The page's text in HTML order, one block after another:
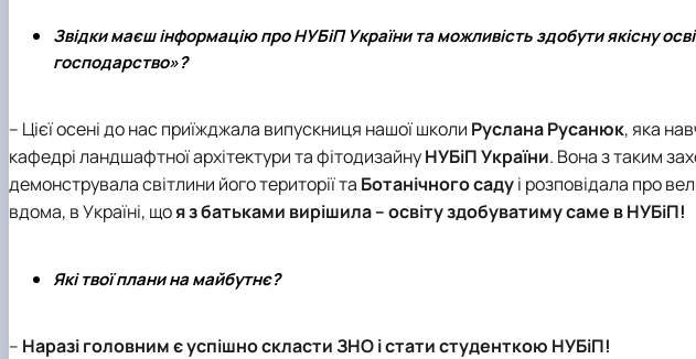
Звідки маєш інформацію про НУБіП України та можливість здобути якісну
господарство»?
– Цієї осені до нас приїжджала випускниця нашої школи Руслана Русанюк, яка
кафедрі ландшафтної архітектури та фітодизайнуНУБіП України. Вона з таким
демонструвала світлини його території та Ботанічного садуі розповідала про
вдома, в Україні, щоя з батьками вирішила – освіту здобуватиму саме вНУБіП!
Які твої плани на майбутнє?
– Наразі головним є успішно скласти ЗНО і стати студенткою НУБіП!